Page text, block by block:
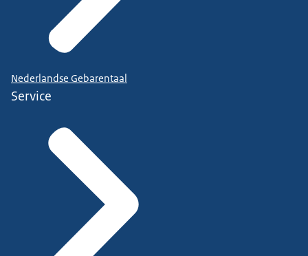
Nederlandse Gebarentaal
Service